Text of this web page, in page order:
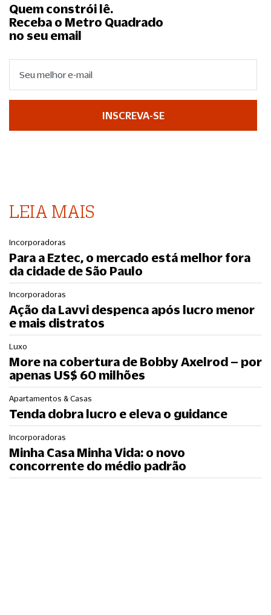
Quem constrói lê.
Receba o Metro Quadrado
no seu email
INSCREVA-SE
LEIA MAIS
Incorporadoras
Para a Eztec, o mercado está melhor fora
da cidade de São Paulo
Incorporadoras
Ação da Lavvi despenca após lucro menor
e mais distratos
Luxo
More na cobertura de Bobby Axelrod – por
apenas US$ 60 milhões
Apartamentos & Casas
Tenda dobra lucro e eleva o guidance
Incorporadoras
Minha Casa Minha Vida: o novo
concorrente do médio padrão